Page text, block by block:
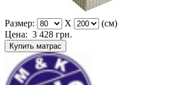
Размер: X
(см)
Цена: 3 428 грн.
Купить матрас